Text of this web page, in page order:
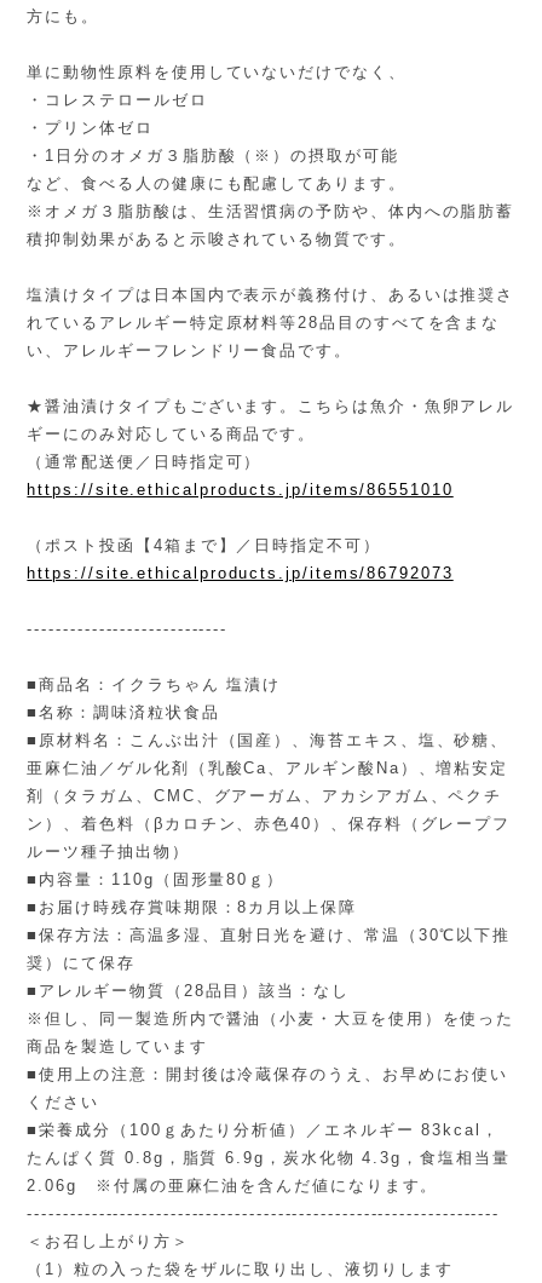
方にも。
単に動物性原料を使用していないだけでなく、
・コレステロールゼロ
・プリン体ゼロ
・1日分のオメガ３脂肪酸（※）の摂取が可能
など、食べる人の健康にも配慮してあります。
※オメガ３脂肪酸は、生活習慣病の予防や、体内への脂肪蓄
積抑制効果があると示唆されている物質です。
塩漬けタイプは日本国内で表示が義務付け、あるいは推奨さ
れているアレルギー特定原材料等28品目のすべてを含まな
い、アレルギーフレンドリー食品です。
★醤油漬けタイプもございます。こちらは魚介・魚卵アレル
ギーにのみ対応している商品です。
（通常配送便／日時指定可）
https://site.ethicalproducts.jp/items/86551010
（ポスト投函【4箱まで】／日時指定不可）
https://site.ethicalproducts.jp/items/86792073
----------------------------
■商品名：イクラちゃん 塩漬け
■名称：調味済粒状食品
■原材料名：こんぶ出汁（国産）、海苔エキス、塩、砂糖、
亜麻仁油／ゲル化剤（乳酸Ca、アルギン酸Na）、増粘安定
剤（タラガム、CMC、グアーガム、アカシアガム、ペクチ
ン）、着色料（βカロチン、赤色40）、保存料（グレープフ
ルーツ種子抽出物）
■内容量：110g（固形量80ｇ）
■お届け時残存賞味期限：8カ月以上保障
■保存方法：高温多湿、直射日光を避け、常温（30℃以下推
奨）にて保存
■アレルギー物質（28品目）該当：なし
※但し、同一製造所内で醤油（小麦・大豆を使用）を使った
商品を製造しています
■使用上の注意：開封後は冷蔵保存のうえ、お早めにお使い
ください
■栄養成分（100ｇあたり分析値）／エネルギー 83kcal，
たんぱく質 0.8g，脂質 6.9g，炭水化物 4.3g，食塩相当量
2.06g ※付属の亜麻仁油を含んだ値になります。
------------------------------------------------------------------
＜お召し上がり方＞
（1）粒の入った袋をザルに取り出し、液切りします